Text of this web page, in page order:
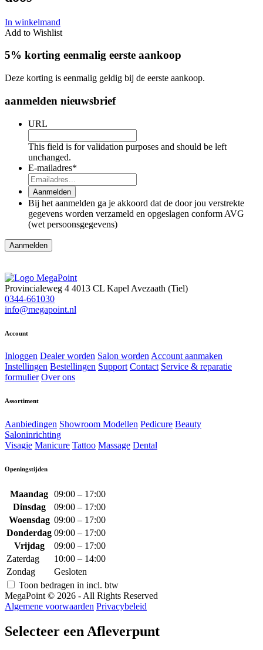
In winkelmand
Add to Wishlist
5% korting eenmalig eerste aankoop
Deze korting is eenmalig geldig bij de eerste aankoop.
aanmelden nieuwsbrief
URL
This field is for validation purposes and should be left
unchanged.
E-mailadres*
Aanmelden
Bij het aanmelden ga je akkoord dat de door jou verstrekte
gegevens worden verzameld en opgeslagen conform AVG
(wet persoonsgegevens)
Provincialeweg 4 4013 CL Kapel Avezaath (Tiel)
0344-661030
info@megapoint.nl
Account
Inloggen Dealer worden Salon wordenAccount aanmaken
Instellingen Bestellingen Support Contact Service & reparatie
formulier Over ons
Assortiment
Aanbiedingen Showroom Modellen Pedicure Beauty
Saloninrichting
Visagie Manicure Tattoo Massage Dental
Openingstijden
Maandag 09:00 – 17:00
Dinsdag
09:00 – 17:00
Woensdag 09:00 – 17:00
Donderdag 09:00 – 17:00
Vrijdag
09:00 – 17:00
Zaterdag
10:00 – 14:00
Zondag
Gesloten
Toon bedragen in incl. btw
MegaPoint © 2026 - All Rights Reserved
Algemene voorwaarden Privacybeleid
Selecteer een Afleverpunt